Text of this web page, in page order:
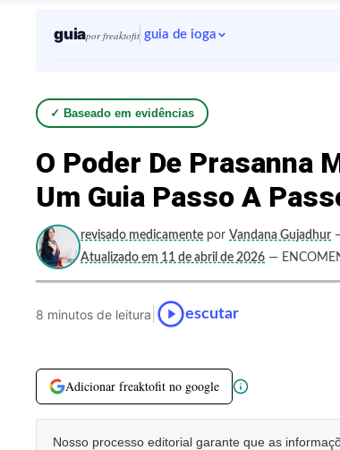
guiapor freaktofit guia de ioga
✓ Baseado em evidências
O Poder De Prasanna
Um Guia Passo A
revisado medicamente por Vandana Gujadhur
Atualizado em 11 de abril de 2026 —
8 minutos de leitura escutar
Adicionar freaktofit no google
Nosso processo editorial garante que as